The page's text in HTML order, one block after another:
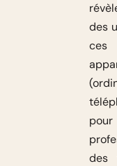
des
des